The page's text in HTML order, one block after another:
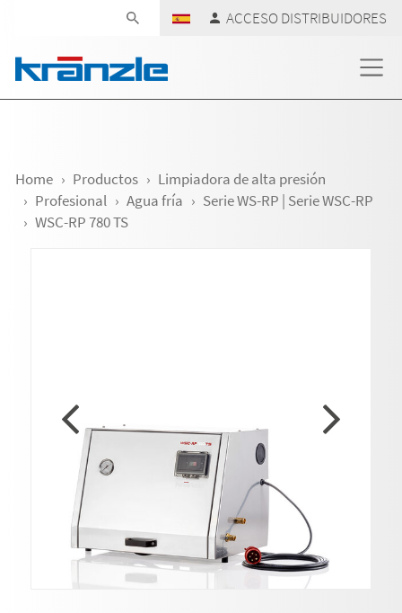
ACCESO DISTRIBUIDORES
Home Productos
Limpiadora de alta presión
Profesional
Agua fría
Serie WS-RP | Serie WSC-RP
WSC-RP 780 TS